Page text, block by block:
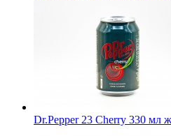
Dr.Pepper 23 Cherry 330 мл